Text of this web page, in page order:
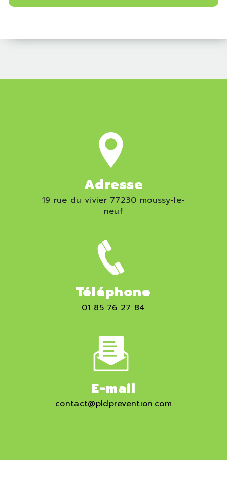
Adresse
19 rue du vivier 77230 moussy-le-
neuf
Téléphone
01 85 76 27 84
E-mail
contact@pldprevention.com